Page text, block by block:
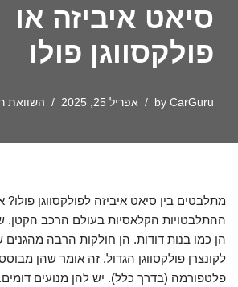
סיאט איביזה או
פולקסווגן פולו
by CarGuru אפריל 25, 2025 השוואת
מתלבטים בין סיאט איביזה לפולקסווגן
ההתלבטויות הקלאסיות בעולם הרכב הקטן.
הן כמו בנות דודות. הן חולקות הרבה מהגנים
לקונצרן פולקסווגן הגדול. זה אומר שהן
פלטפורמה (בדרך כלל). יש להן מנועים